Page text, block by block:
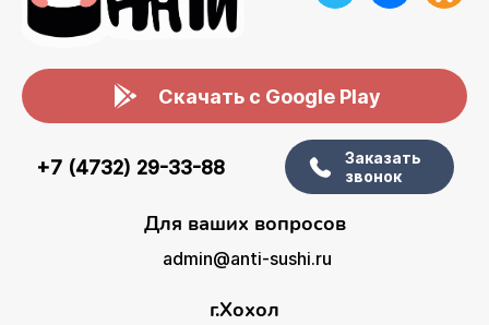
Скачать с Google Play
+7 (4732) 29-33-88
Заказать
звонок
Для ваших вопросов
admin@anti-sushi.ru
г.Хохол